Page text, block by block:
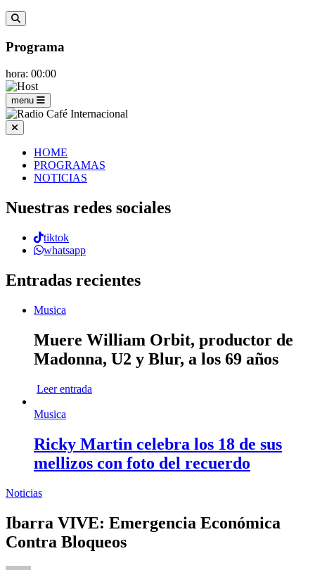
Programa
hora: 00:00
menu
HOME
PROGRAMAS
NOTICIAS
Nuestras redes sociales
tiktok
whatsapp
Entradas recientes
Musica
Muere William Orbit, productor de
Madonna, U2 y Blur, a los 69 años
Leer entrada
Musica
Ricky Martin celebra los 18 de sus
mellizos con foto del recuerdo
Noticias
Ibarra VIVE: Emergencia Económica
Contra Bloqueos